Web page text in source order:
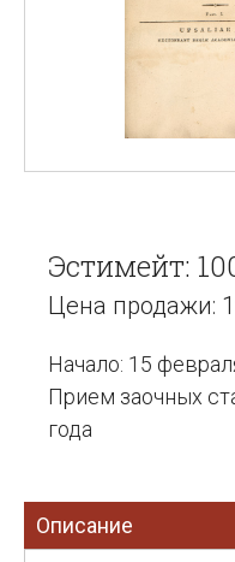
Эстимейт:
Цена продажи:
Начало: 15
Прием заочных
года
Описание